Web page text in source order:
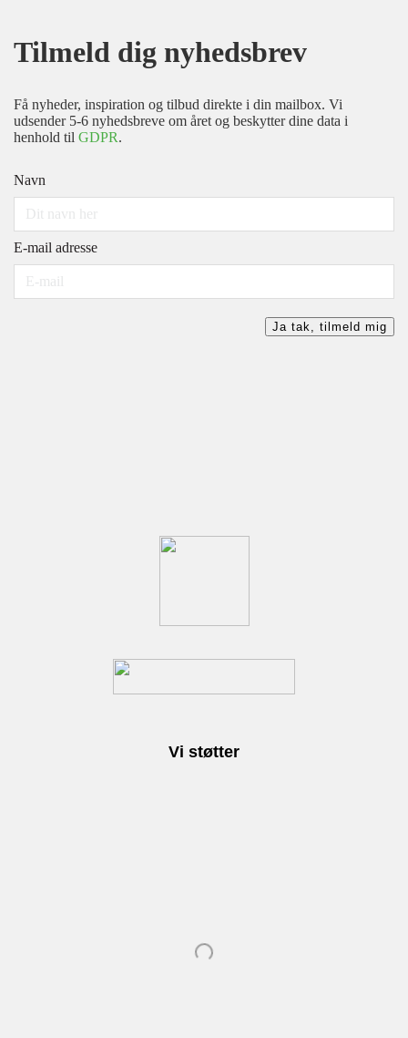
Tilmeld dig nyhedsbrev
Få nyheder, inspiration og tilbud direkte i din mailbox. Vi
udsender 5-6 nyhedsbreve om året og beskytter dine data i
henhold til GDPR.
Navn
E-mail adresse
Ja tak, tilmeld mig
Vi støtter